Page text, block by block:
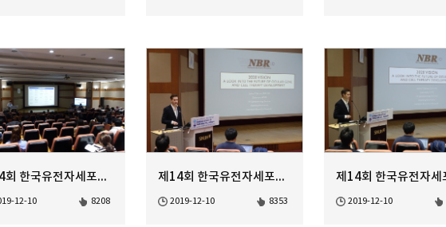
제14회 한국유전자세포치료학회 정기학술대회 AAV Gene Therapy-3
12-10 8208
제14회 한국유전자세포치료학회 정기학술대회 AAV Gene Therapy-2
2019-12-10 8353 2019-12-10